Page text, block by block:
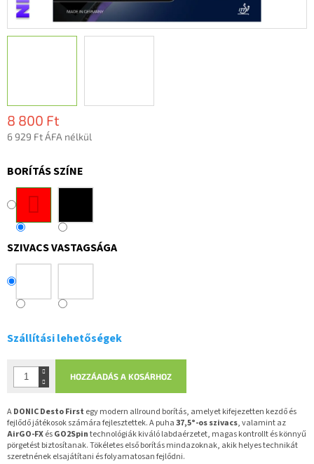
8 800 Ft
6 929 Ft ÁFA nélkül
BORÍTÁS SZÍNE
SZIVACS VASTAGSÁGA
Szállítási lehetőségek
HOZZÁADÁS A KOSÁRHOZ
ADONIC Desto First egy modern allround borítás, amelyet kifejezetten kezdő és
fejlődő játékosok számára fejlesztettek. A puha37,5°-os szivacs, valamint az
AirGO-FXésGO2Spintechnológiák kiváló labdaérzetet, magas kontrollt és könnyű
pörgetést biztosítanak. Tökéletes első borítás mindazoknak, akik helyes technikát
szeretnének elsajátítani és folyamatosan fejlődni.